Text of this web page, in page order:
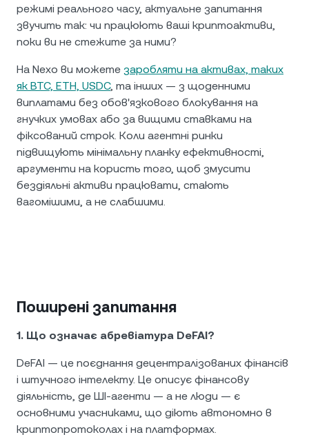
режимі реального часу, актуальне запитання
звучить так: чи працюють ваші криптоактиви,
поки ви не стежите за ними?
На Nexo ви можете заробляти на активах, таких
як BTC, ETH, USDC, та інших — з щоденними
виплатами без обов'язкового блокування на
гнучких умовах або за вищими ставками на
фіксований строк. Коли агентні ринки
підвищують мінімальну планку ефективності,
аргументи на користь того, щоб змусити
бездіяльні активи працювати, стають
вагомішими, а не слабшими.
Поширені запитання
1. Що означає абревіатура DeFAI?
DeFAI — це поєднання децентралізованих фінансів
і штучного інтелекту. Це описує фінансову
діяльність, де ШІ-агенти — а не люди — є
основними учасниками, що діють автономно в
криптопротоколах і на платформах.